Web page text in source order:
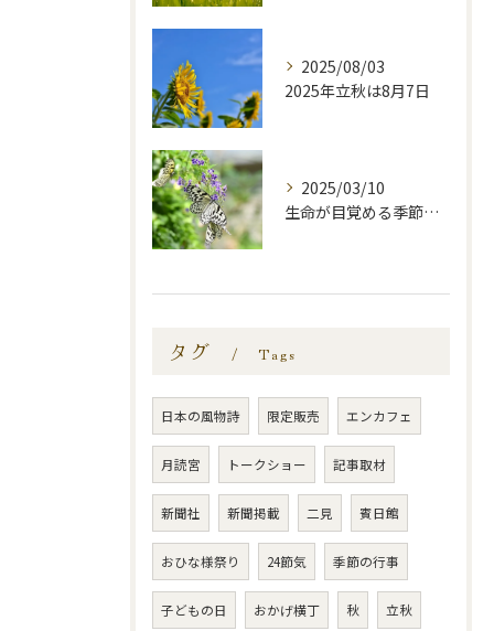
2025/08/03
2025年立秋は8月7日
2025/03/10
生命が目覚める季節—啓蟄—
タグ Tags
日本の風物詩 限定販売 エンカフェ
月読宮 トークショー 記事取材
新聞社 新聞掲載 二見 賓日館
おひな様祭り 24節気 季節の行事
子どもの日 おかげ横丁 秋 立秋